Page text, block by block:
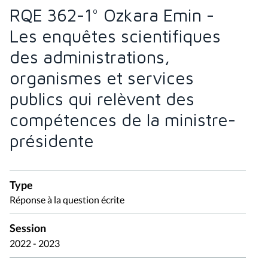
RQE 362-1° Ozkara Emin -
Les enquêtes scientifiques
des administrations,
organismes et services
publics qui relèvent des
compétences de la ministre-
présidente
Type
Réponse à la question écrite
Session
2022 - 2023